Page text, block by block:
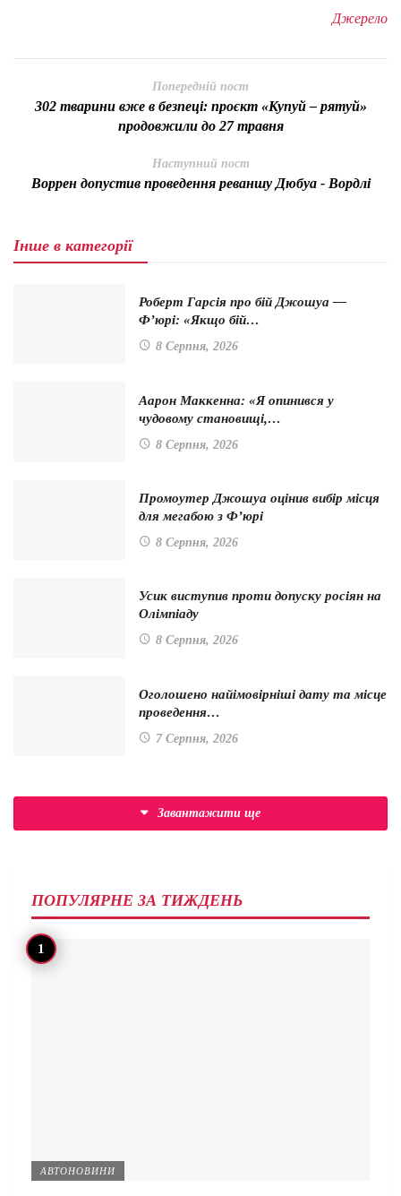
Джерело
Попередній пост
302 тварини вже в безпеці: проєкт «Купуй – рятуй»
продовжили до 27 травня
Наступний пост
Воррен допустив проведення реваншу Дюбуа - Вордлі
Інше в категорії
Роберт Гарсія про бій Джошуа —
Ф’юрі: «Якщо бій…
8 Серпня, 2026
Аарон Маккенна: «Я опинився у
чудовому становищі,…
8 Серпня, 2026
Промоутер Джошуа оцінив вибір місця
для мегабою з Ф’юрі
8 Серпня, 2026
Усик виступив проти допуску росіян на
Олімпіаду
8 Серпня, 2026
Оголошено найімовірніші дату та місце
проведення…
7 Серпня, 2026
Завантажити ще
ПОПУЛЯРНЕ ЗА ТИЖДЕНЬ
АВТОНОВИНИ